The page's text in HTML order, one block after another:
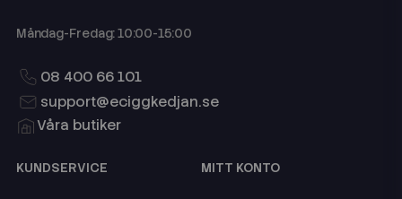
Måndag-Fredag: 10:00-15:00
08 400 66 101
support@eciggkedjan.se
Våra butiker
KUNDSERVICE MITT KONTO